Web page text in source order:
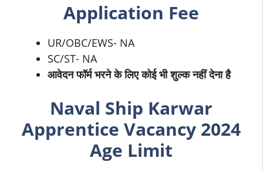
Application Fee
UR/OBC/EWS- NA
SC/ST- NA
आवेदन फॉर्म भरने के लिए कोई भी शुल्क नहीं देना है
Naval Ship Karwar
Apprentice Vacancy 2024
Age Limit